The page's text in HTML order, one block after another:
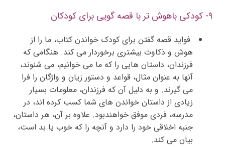
۹- کودکی باهوش تر با قصه‌ گویی برای کودکان
فواید قصه گفتن برای کودک خواندن کتاب، ما را از
هوش و ذکاوت بیشتری برخوردار می کند. هنگامی که
فرزندان، داستان هایی را که ما می خوانیم، می شنوند،
آنها به عنوان مثال، قواعد و دستور زیان و واژگان را فرا
می گیرند. و به دلیل آن که فرزندان، معلومات بسیار
زیادی از داستان خواندن های شما کسب کرده اند، در
مدرسه، فردی موفق خواهندبود. علاوه بر آن، هر داستان،
جنبه اخلاقی خود را دارد و آنچه را که خوب یا بد است،
بیان می کند.